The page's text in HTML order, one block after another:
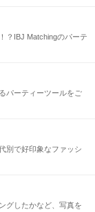
？IBJ Matchingのパーテ
パーティーツールをご
別で好印象なファッシ
グしたかなど、写真を